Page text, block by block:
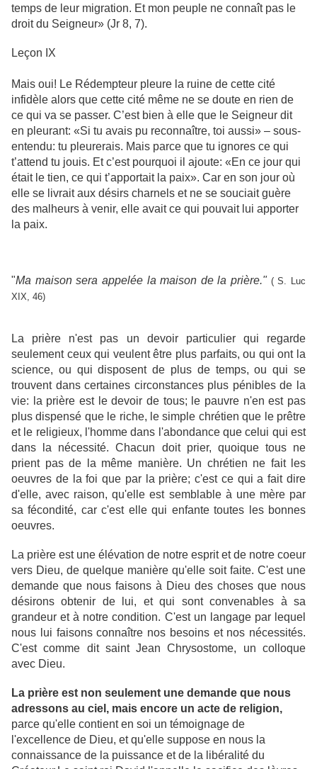
temps de leur migration. Et mon peuple ne connaît pas le
droit du Seigneur» (Jr 8, 7).
Leçon IX
Mais oui! Le Rédempteur pleure la ruine de cette cité
infidèle alors que cette cité même ne se doute en rien de
ce qui va se passer. C’est bien à elle que le Seigneur dit
en pleurant: «Si tu avais pu reconnaître, toi aussi» – sous-
entendu: tu pleurerais. Mais parce que tu ignores ce qui
t’attend tu jouis. Et c’est pourquoi il ajoute: «En ce jour qui
était le tien, ce qui t’apportait la paix». Car en son jour où
elle se livrait aux désirs charnels et ne se souciait guère
des malheurs à venir, elle avait ce qui pouvait lui apporter
la paix.
"Ma maison sera appelée la maison de la prière." ( S. Luc
XIX, 46)
La prière n'est pas un devoir particulier qui regarde
seulement ceux qui veulent être plus parfaits, ou qui ont la
science, ou qui disposent de plus de temps, ou qui se
trouvent dans certaines circonstances plus pénibles de la
vie: la prière est le devoir de tous; le pauvre n'en est pas
plus dispensé que le riche, le simple chrétien que le prêtre
et le religieux, l'homme dans l'abondance que celui qui est
dans la nécessité. Chacun doit prier, quoique tous ne
prient pas de la même manière. Un chrétien ne fait les
oeuvres de la foi que par la prière; c'est ce qui a fait dire
d'elle, avec raison, qu'elle est semblable à une mère par
sa fécondité, car c'est elle qui enfante toutes les bonnes
oeuvres.
La prière est une élévation de notre esprit et de notre coeur
vers Dieu, de quelque manière qu'elle soit faite. C'est une
demande que nous faisons à Dieu des choses que nous
désirons obtenir de lui, et qui sont convenables à sa
grandeur et à notre condition. C'est un langage par lequel
nous lui faisons connaître nos besoins et nos nécessités.
C'est comme dit saint Jean Chrysostome, un colloque
avec Dieu.
La prière est non seulement une demande que nous
adressons au ciel, mais encore un acte de religion,
parce qu'elle contient en soi un témoignage de
l'excellence de Dieu, et qu'elle suppose en nous la
connaissance de la puissance et de la libéralité du